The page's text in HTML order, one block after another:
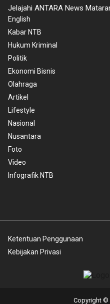
Jelajahi ANTARA News
English
Kabar NTB
Hukum Kriminal
Politik
Ekonomi Bisnis
Olahraga
Artikel
Lifestyle
Nasional
Nusantara
Foto
Video
Infografik NTB
Ketentuan Penggunaan
Kebijakan Privasi
Copyright ©